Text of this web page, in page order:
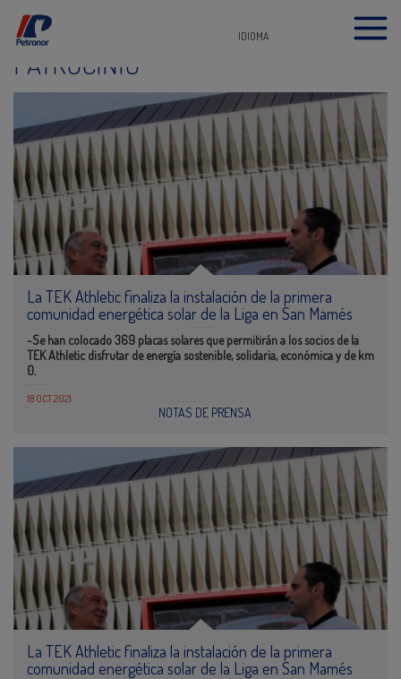
IDIOMA
PATROCINIO
La TEK Athletic finaliza la instalación de la primera
comunidad energética solar de la Liga en San Mamés
-Se han colocado 369 placas solares que permitirán a los socios de la
TEK Athletic disfrutar de energía sostenible, solidaria, económica y de km
0.
18 OCT 2021
NOTAS DE PRENSA
La TEK Athletic finaliza la instalación de la primera
comunidad energética solar de la Liga en San Mamés